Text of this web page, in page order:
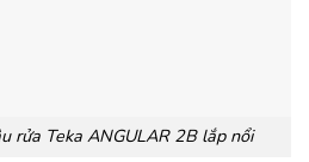
rửa Teka ANGULAR 2B lắp nổi